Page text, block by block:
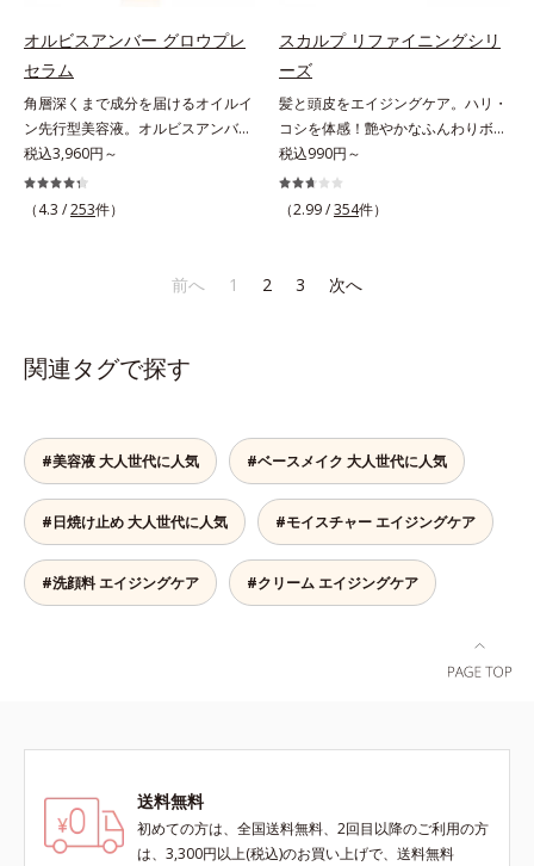
ロニセラカエルレア果汁、ノバラエ
キス配合＝うるおいを与えハリと透
明感に満ちた肌へ導く保湿成分
*10 メマツヨイグサ抽出液、スイ
カズラエキス配合＝角層のすみずみ
まで水分・油分を保ち、ハリ・ツヤ
を与える保湿成分*11 気持ちのこ
と
る物理的効果*7 うるおいによる
*8 乾燥、ハリ・ツヤのなさ*9
保湿成分*10 ロニセラカエルレア
果汁、ノバラエキス配合＝うるおい
を与えハリと透明感に満ちた肌へ導
く保湿成分*11 メマツヨイグサ抽
出液、スイカズラエキス配合＝角層
のすみずみまで水分・油分を保ち、
容成分(*7)として「G.D.F.アクティ
ベーター(*8)」を配合。そして、従
来から配合している美白有効成分
「トラネキサム酸」を配合しまし
た。さらに、シリーズ共通の美容成
分(*7)「GLルートブースター(*9)」
を配合することで、肌のふっくら感
や透明感を叶えます。美白ケアしな
(*10)のハリと透明感を。効果的な
の生成を抑え、シミ・ソバカスを防
ぐ（ウォッシュ除く）*2 オルビス
るおいによる*5 乾燥、ハリ・ツヤ
のなさ*6 乾燥による*7 保湿成分*8
ロニセラカエルレア果汁、ノバラエ
キス配合＝うるおいを与えハリと透
明感に満ちた肌へ導く保湿成分*9
メマツヨイグサ抽出液、スイカズラ
エキス配合＝角層のすみずみまで水
担い、複合的にアプローチ。Wナイ
アシン(*4)によるシワ改善・シミ予
防に加え、複合成分コラーゲンコン
プレックスSPが肌のハリを徹底サポ
ート。肌なじみのよいクリーム構造
で角層まで保湿成分が浸透し、うる
おいをギュッと閉じ込めます。洗顔
の後、これ1品だけでマルチにケ
す。*1 メラニンの生成を抑え、シ
オルビスアンバー グロウプレ
セラム
角層深くまで成分を届けるオイルイ
ン先行型美容液。オルビスアンバー
は、いつも⾃然体で美しくありたい
と願う⼤⼈世代に寄り添うブランド
です。年齢印象研究に基づいた肌サ
手軽なお手入れで賢いケアを。ライ
ビスアンバー グロウプレセラムオ
イルイン先⾏型美容液「オルビスア
肌をやわらかくしながら角層まで浸
透。ADセラミドミックスが肌をす
こやかに整え、うるおいを蓄える肌
へと導きます。洗顔後すぐに使うこ
ムの肌なじみを高め、うるおいとツ
ヤのある肌を叶えます。*1 肌にハ
税込3,960円～
（4.3 /253件）
スカルプ リファイニングシリ
ーズ
髪と頭皮をエイジングケア。ハリ・
コシを体感！艶やかなふんわりボリ
ューム美髪へ。「抜け毛が目立つ」
「ボリュームがない」「ハリ・コシ
がない」という年齢による3大髪悩
ケア(*1)する、オルビスの頭皮ケア
得できる、褒められ髪をご体感くだ
さい。*1 年齢に応じたお手入れの
こと *2 保湿成分
税込990円～
（2.99 /354件）
前へ 1 2 3 次へ
関連タグで探す
#美容液 大人世代に人気 #ベースメイク 大人世代に人気
#日焼け止め 大人世代に人気 #モイスチャー エイジングケア
#洗顔料 エイジングケア #クリーム エイジングケア
送料無料
初めての方は、全国送料無料、2回目以降のご利用の方
は、3,300円以上(税込)のお買い上げで、送料無料